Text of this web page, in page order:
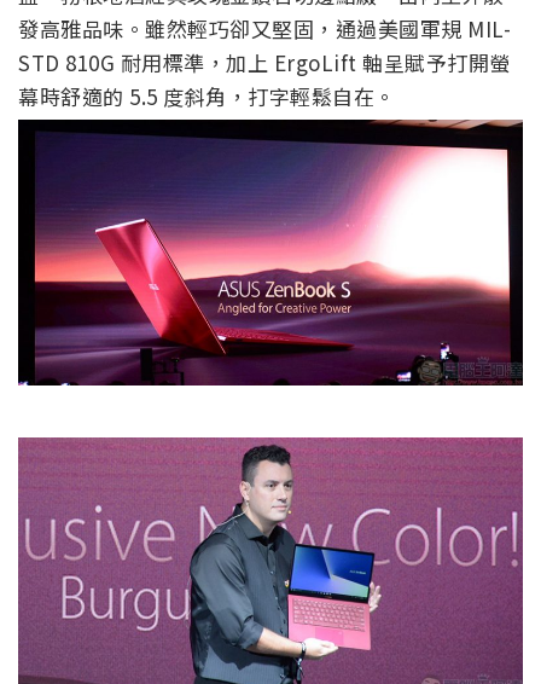
發高雅品味。雖然輕巧卻又堅固，通過美國軍規 MIL-
STD 810G 耐用標準，加上 ErgoLift 軸呈賦予打開螢
幕時舒適的 5.5 度斜角，打字輕鬆自在。